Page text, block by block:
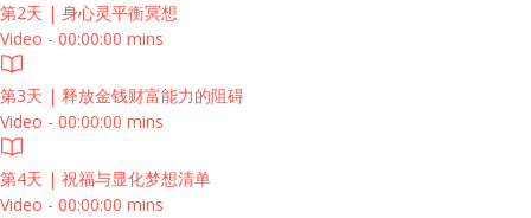
第2天 | 身心灵平衡冥想
Video - 00:00:00 mins
第3天 | 释放金钱财富能力的阻碍
Video - 00:00:00 mins
第4天 | 祝福与显化梦想清单
Video - 00:00:00 mins